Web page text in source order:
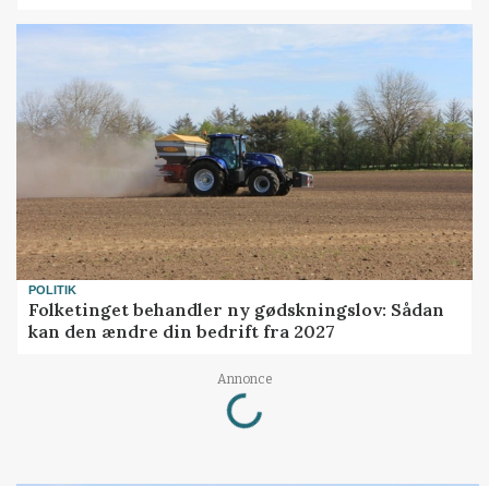
POLITIK
Folketinget behandler ny gødskningslov: Sådan
kan den ændre din bedrift fra 2027
Annonce
Loading...